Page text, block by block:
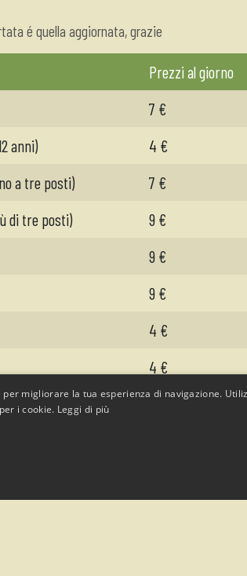
é quella aggiornata, grazie
Prezzi al giorno
7 €
anni)
4 €
a tre posti)
7 €
di tre posti)
9 €
9 €
9 €
4 €
4 €
3 €
migliorare la tua esperienza di navigazione.
i cookie. Leggi di più